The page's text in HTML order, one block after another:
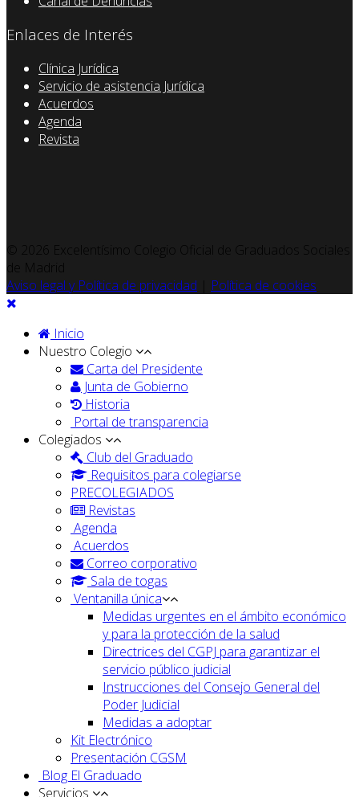
Enlaces de Interés
Clínica Jurídica
Servicio de asistencia Jurídica
Acuerdos
Agenda
Revista
© 2026 Excelentísimo Colegio Oficial de Graduados Sociales
de Madrid
Aviso legal y Política de privacidad
Política de cookies
Inicio
Nuestro Colegio
Carta del Presidente
Junta de Gobierno
Historia
Portal de transparencia
Colegiados
Club del Graduado
Requisitos para colegiarse
PRECOLEGIADOS
Revistas
Agenda
Acuerdos
Correo corporativo
Sala de togas
Ventanilla única
Medidas urgentes en el ámbito económico
y para la protección de la salud
Directrices del CGPJ para garantizar el
servicio público judicial
Instrucciones del Consejo General del
Poder Judicial
Medidas a adoptar
Kit Electrónico
Presentación CGSM
Blog El Graduado
Servicios